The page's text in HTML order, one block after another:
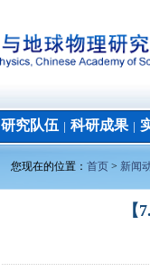
研究队伍 科研成果│
您现在的位置： 首页 > 新闻